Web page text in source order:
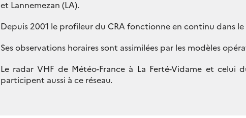
et Lannemezan (LA).
Depuis 2001 le profileur du CRA fonctionne en continu dans
Ses observations horaires sont assimilées par les modèles
Le radar VHF de Météo-France à La Ferté-Vidame et
participent aussi à ce réseau.